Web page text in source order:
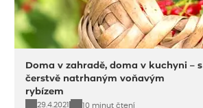
Doma v zahradě, doma v kuchyni – s
čerstvě natrhaným voňavým
rybízem
29.4.2021
10 minut čtení